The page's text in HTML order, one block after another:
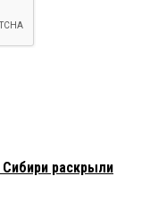
раскрыли